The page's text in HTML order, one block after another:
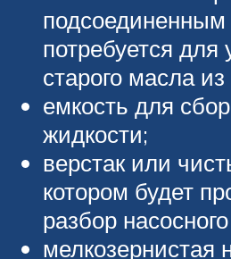
потребуется для
старого масла
емкость для
жидкости;
верстак или
котором будет
разбор
мелкозернистая